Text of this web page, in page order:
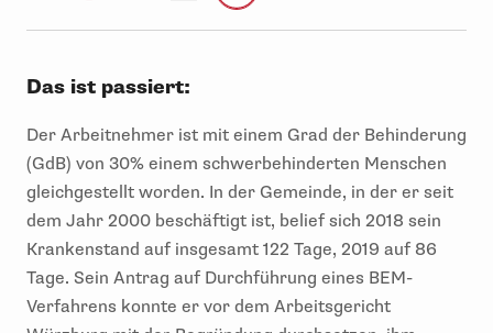
Das ist passiert:
Der Arbeitnehmer ist mit einem Grad der Behinderung
(GdB) von 30% einem schwerbehinderten Menschen
gleichgestellt worden. In der Gemeinde, in der er seit
dem Jahr 2000 beschäftigt ist, belief sich 2018 sein
Krankenstand auf insgesamt 122 Tage, 2019 auf 86
Tage. Sein Antrag auf Durchführung eines BEM-
Verfahrens konnte er vor dem Arbeitsgericht